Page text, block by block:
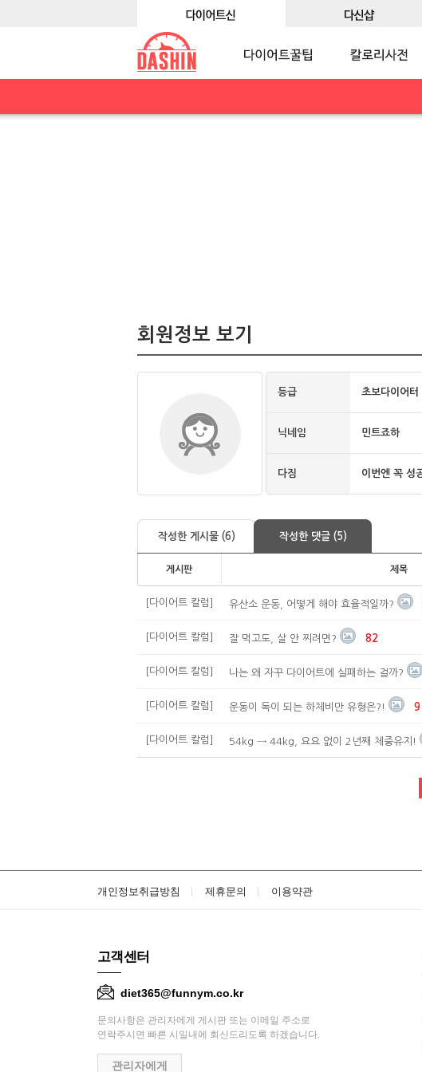
회원정보 보기
등급 초보다이어터
닉네임 민트죠하
다짐 이번엔 꼭 성
작성한 게시물 (6) 작성한 댓글 (5)
게시판 제목
[다이어트 칼럼] 유산소 운동, 어떻게 해야 효율적일까?
[다이어트 칼럼] 잘 먹고도, 살 안 찌려면? 82
[다이어트 칼럼] 나는 왜 자꾸 다이어트에 실패하는 걸까?
[다이어트 칼럼] 운동이 독이 되는 하체비만 유형은?!
[다이어트 칼럼] 54kg → 44kg, 요요 없이 2년째 체중유지!
개인정보취급방침 제휴문의 이용약관
고객센터
diet365@funnym.co.kr
문의사항은 관리자에게 게시판 또는 이메일 주소로
연락주시면 빠른 시일내에 회신드리도록 하겠습니다.
관리자에게